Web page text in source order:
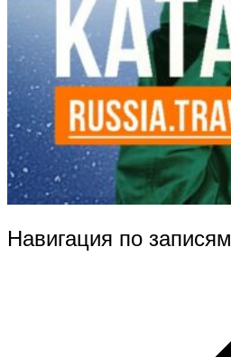
Навигация по записям